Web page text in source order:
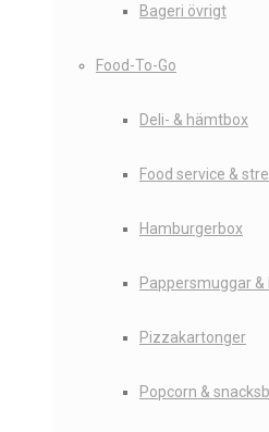
Bageri övrigt
Food-To-Go
Deli- & hämtbox
Food service &
Hamburgerbox
Pappersmuggar &
Pizzakartonger
Popcorn &